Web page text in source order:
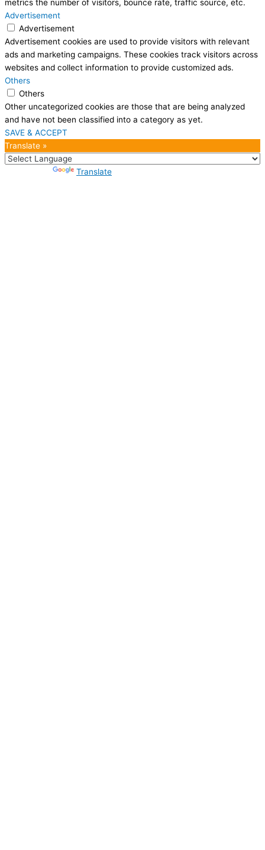
metrics the number of visitors, bounce rate, traffic source, etc.
Advertisement
Advertisement
Advertisement cookies are used to provide visitors with relevant
ads and marketing campaigns. These cookies track visitors across
websites and collect information to provide customized ads.
Others
Others
Other uncategorized cookies are those that are being analyzed
and have not been classified into a category as yet.
SAVE & ACCEPT
Translate »
Translate